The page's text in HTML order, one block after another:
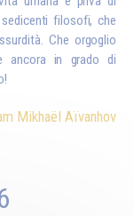
filosofi, che
Che orgoglio
ancora in grado di
Mikhaël Aïvanhov